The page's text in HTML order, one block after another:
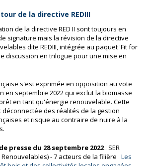
de la directive REDIII
de la directive RED II sont toujours en
signature mais la révision de la directive
dite REDIII, intégrée au paquet 'Fit for
discussion en trilogue pour une mise en
s'est exprimée en opposition au vote
en septembre 2022 qui exclut la biomasse
en tant qu'énergie renouvelable. Cette
des réalités de la gestion
et risque au contraire de nuire à la
presse du 28 septembre 2022: SER
- 7 acteurs de la filière Les